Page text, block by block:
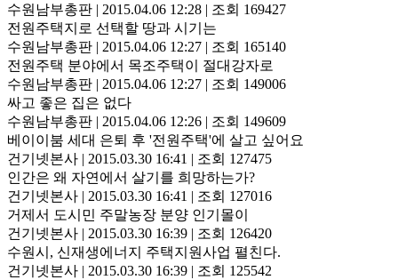
수원남부총판 | 2015.04.06 12:28 | 조회 169427
전원주택지로 선택할 땅과 시기는
수원남부총판 | 2015.04.06 12:27 | 조회 165140
전원주택 분야에서 목조주택이 절대강자로
수원남부총판 | 2015.04.06 12:27 | 조회 149006
싸고 좋은 집은 없다
수원남부총판 | 2015.04.06 12:26 | 조회 149609
베이이붐 세대 은퇴 후 '전원주택'에 살고 싶어요
건기넷본사 | 2015.03.30 16:41 | 조회 127475
인간은 왜 자연에서 살기를 희망하는가?
건기넷본사 | 2015.03.30 16:41 | 조회 127016
거제서 도시민 주말농장 분양 인기몰이
건기넷본사 | 2015.03.30 16:39 | 조회 126420
수원시, 신재생에너지 주택지원사업 펼친다.
건기넷본사 | 2015.03.30 16:39 | 조회 125542